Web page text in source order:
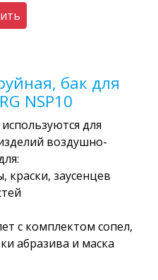
бак для
NSP10
для
воздушно-
краски, заусенцев
с комплектом сопел,
абразива и маска